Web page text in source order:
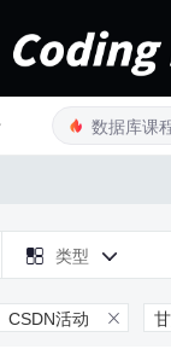
 类型 
CSDN活动 